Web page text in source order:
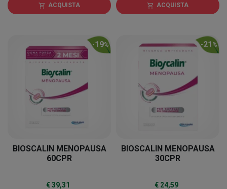
shopping_cart ACQUISTA shopping_cart ACQUISTA
-19%
BIOSCALIN MENOPAUSA
60CPR
€ 39,31
-21 %
BIOSCALIN MENOPAUSA
30CPR
€ 24,59